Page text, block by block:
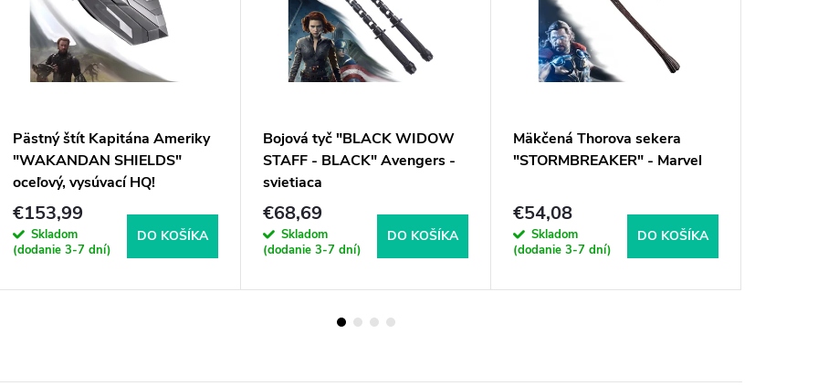
Pästný štít Kapitána Ameriky
"WAKANDAN SHIELDS"
oceľový, vysúvací HQ!
€153,99
Skladom
(dodanie 3-7 dní)
DO KOŠÍKA
Bojová tyč "BLACK WIDOW
STAFF - BLACK" Avengers -
svietiaca
€68,69
Skladom
(dodanie 3-7 dní)
DO KOŠÍKA
Mäkčená Thorova sekera
"STORMBREAKER" - Marvel
€54,08
Skladom
(dodanie 3-7 dní)
DO KOŠÍKA